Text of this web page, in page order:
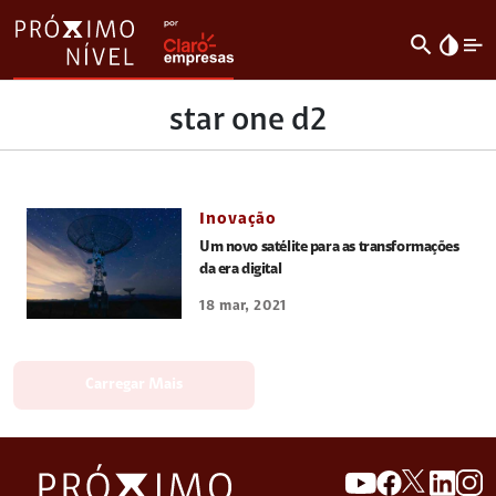
search invert_colors
star one d2
Inovação
Um novo satélite para as transformações
da era digital
18 mar, 2021